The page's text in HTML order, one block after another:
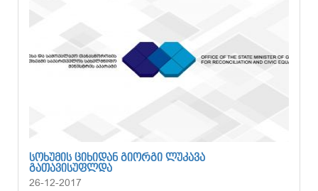
ᲡᲝᲮᲣᲛᲘᲡ ᲪᲘᲮᲘᲓᲐᲜ ᲒᲘᲝᲠᲒᲘ ᲚᲣᲙᲐᲕᲐ
ᲒᲐᲗᲐᲕᲘᲡᲣᲤᲚᲓᲐ
26-12-2017